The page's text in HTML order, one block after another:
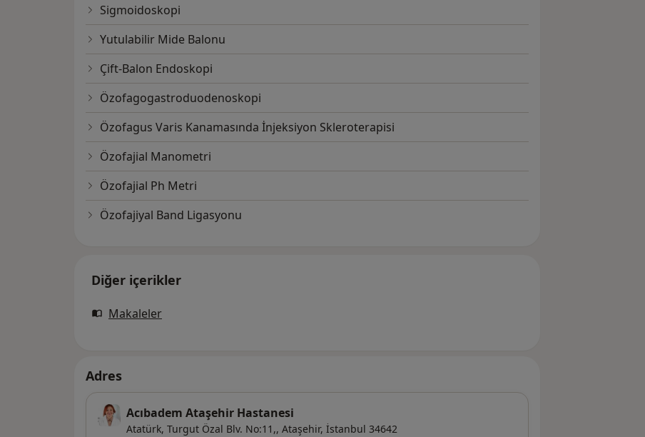
Sigmoidoskopi
Yutulabilir Mide Balonu
Çift-Balon Endoskopi
Özofagogastroduodenoskopi
Özofagus Varis Kanamasında İnjeksiyon Skleroterapisi
Özofajial Manometri
Özofajial Ph Metri
Özofajiyal Band Ligasyonu
Diğer içerikler
Makaleler
Adres
Acıbadem Ataşehir Hastanesi
Atatürk, Turgut Özal Blv. No:11,, Ataşehir, İstanbul 34642